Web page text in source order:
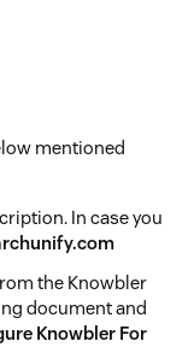
mentioned
In case you
the Knowbler
document and
Knowbler For